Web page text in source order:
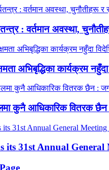
: वर्तमान अवस्था,
अभिबृद्धिका कार्यक्रम
कुनै आधिकारिक वितरक छैन
its 31st Annual General